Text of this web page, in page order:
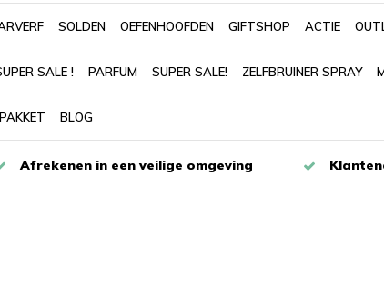
SOLDEN OEFENHOOFDEN GIFTSHOP ACTIE
SALE ! PARFUM SUPER SALE! ZELFBRUINER SPRAY
BLOG
Afrekenen in een veilige omgeving